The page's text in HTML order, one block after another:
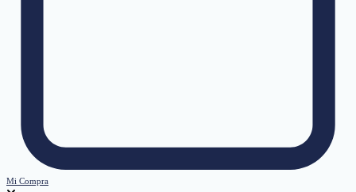
Mi Compra